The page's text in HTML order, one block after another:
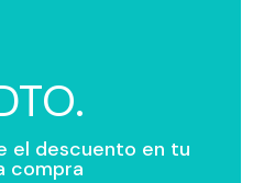
el descuento en tu
compra